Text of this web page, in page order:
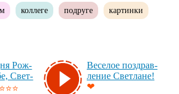
коллеге подруге картинки
Рож­
Свет­
Ве­се­лое поз­драв­
ле­ние Свет­ла­не!
❤